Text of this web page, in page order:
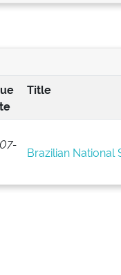
Title
Brazilian